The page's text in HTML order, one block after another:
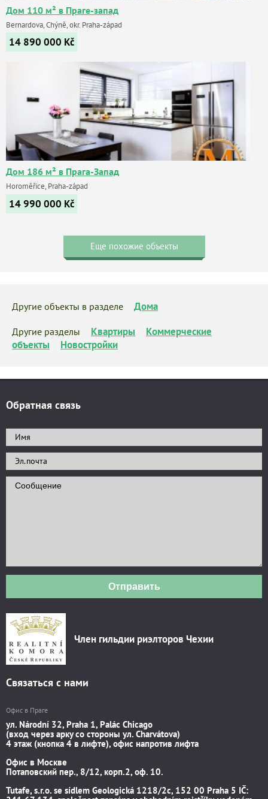
Дом 110 м² в Праге-запад
Bernardova, Chýně, okr. Praha-západ
14 890 000 Kč
Дом 186 м² в Прага-Запад
Horoměřice, Praha-západ
14 990 000 Kč
Еще похожие объекты
Другие объекты в разделе Дома
Другие разделы Квартиры
Коммерческие
объекты
Новостройки
Обратная связь
Отправить
Член гильдии риэлторов Чехии
Связаться с нами
Офис в Праге
ул. Národní 32, Praha 1, Palác Chicago
(вход через арку со стороны ул. Charvátova)
4 этаж (кнопка 4 в лифте), офис напротив лифта
Офис в Москве
Потаповский пер., 8/12, корп.2, оф. 10.
Tutafe, s.r.o. se sídlem Geologická 1218/2c, 152 00 Praha 5 IČ: